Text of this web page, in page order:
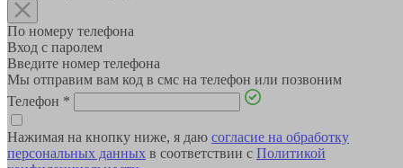
По номеру телефона
Вход с паролем
Введите номер телефона
Мы отправим вам код в смс на телефон или позвоним
Телефон *
Нажимая на кнопку ниже, я даю согласие на обработку
персональных данных в соответствии с Политикой